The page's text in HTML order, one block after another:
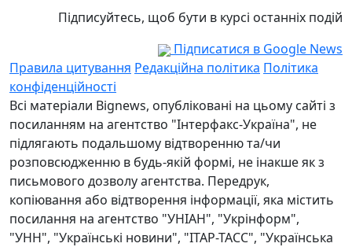
Підписуйтесь, щоб бути в курсі останніх подій
Підписатися в Google News
Правила цитування Редакційна політика Політика
конфіденційності
Всі матеріали Bignews, опубліковані на цьому сайті з
посиланням на агентство "Інтерфакс-Україна", не
підлягають подальшому відтворенню та/чи
розповсюдженню в будь-якій формі, не інакше як з
письмового дозволу агентства. Передрук,
копіювання або відтворення інформації, яка містить
посилання на агентство "УНІАН", "Укрінформ",
"УНН", "Українські новини", "ІТАР-ТАСС", "Українська